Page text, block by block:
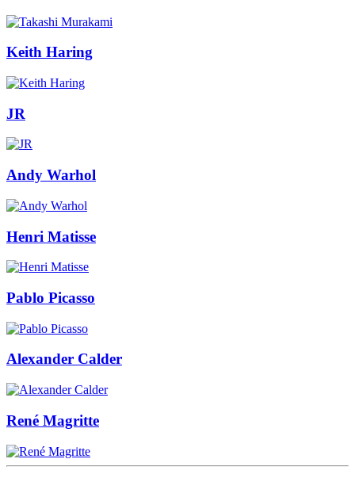
Keith Haring
JR
Andy Warhol
Henri Matisse
Pablo Picasso
Alexander Calder
René Magritte